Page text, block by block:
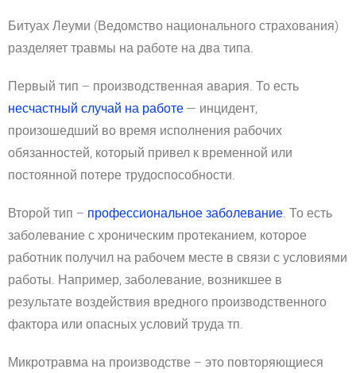
Битуах Леуми (Ведомство национального страхования)
разделяет травмы на работе на два типа.
Первый тип – производственная авария. То есть
несчастный случай на работе— инцидент,
произошедший во время исполнения рабочих
обязанностей, который привел к временной или
постоянной потере трудоспособности.
Второй тип – профессиональное заболевание. То есть
заболевание с хроническим протеканием, которое
работник получил на рабочем месте в связи с условиями
работы. Например, заболевание, возникшее в
результате воздействия вредного производственного
фактора или опасных условий труда тп.
Микротравма на производстве – это повторяющиеся